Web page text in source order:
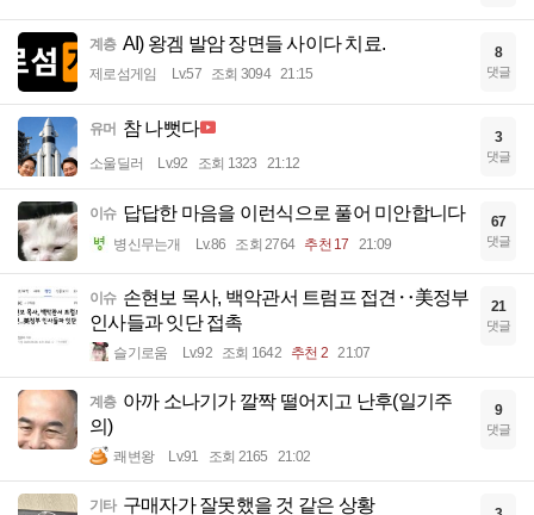
계층 AI) 왕겜 발암 장면들 사이다 치료.
제로섬게임 Lv.57 조회 3094 21:15
8
댓글
유머 참 나뻣다
소울딜러 Lv.92 조회 1323 21:12
3
댓글
이슈 답답한 마음을 이런식으로 풀어 미안합니다
병신무는개 Lv.86 조회 2764 추천 17 21:09
67
댓글
이슈 손현보 목사, 백악관서 트럼프 접견‥美정부
인사들과 잇단 접촉
슬기로움 Lv.92 조회 1642 추천 2 21:07
21
댓글
계층 아까 소나기가 깔짝 떨어지고 난후(일기주
의)
쾌변왕 Lv.91 조회 2165 21:02
9
댓글
기타 구매자가 잘못했을 것 같은 상황